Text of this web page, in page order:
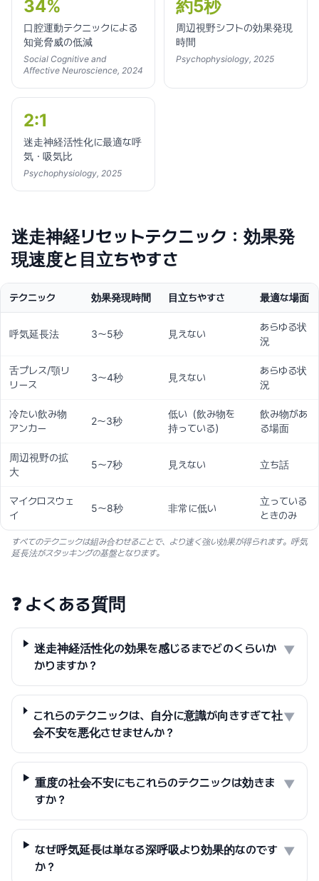
34%
口腔運動テクニックによる
知覚脅威の低減
Social Cognitive and
Affective Neuroscience, 2024
約5秒
周辺視野シフトの効果発現
時間
Psychophysiology, 2025
2:1
迷走神経活性化に最適な呼
気・吸気比
Psychophysiology, 2025
迷走神経リセットテクニック：効果発
現速度と目立ちやすさ
テクニック 効果発現時間 目立ちやすさ 最適な場面
呼気延長法 3〜5秒 見えない
あらゆる状
況
舌プレス/顎リ
リース
3〜4秒 見えない
あらゆる状
況
冷たい飲み物
アンカー
2〜3秒
低い（飲み物を
持っている）
飲み物があ
る場面
周辺視野の拡
大
5〜7秒 見えない 立ち話
マイクロスウェ
イ
5〜8秒 非常に低い
立っている
ときのみ
すべてのテクニックは組み合わせることで、より速く強い効果が得られます。呼気
延長法がスタッキングの基盤となります。
❓ よくある質問
迷走神経活性化の効果を感じるまでどのくらいか
かりますか？
▼
これらのテクニックは、自分に意識が向きすぎて社
会不安を悪化させませんか？
▼
重度の社会不安にもこれらのテクニックは効きま
すか？
▼
なぜ呼気延長は単なる深呼吸より効果的なのです
か？
▼